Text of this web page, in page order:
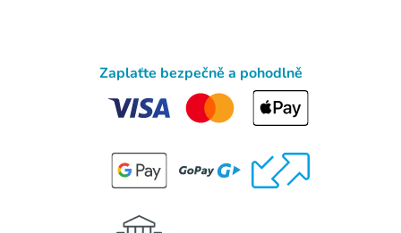
Zaplaťte bezpečně a pohodlně